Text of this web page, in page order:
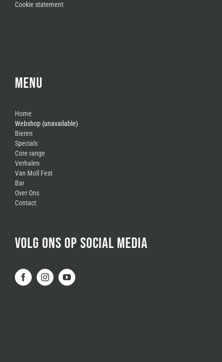
Cookie statement
MENU
Home
Webshop (unavailable)
Bieren
Specials
Core range
Verhalen
Van Moll Fest
Bar
Over Ons
Contact
VOLG ONS OP SOCIAL MEDIA